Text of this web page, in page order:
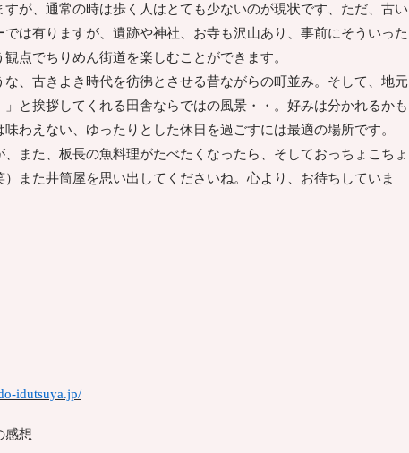
が、通常の時は歩く人はとても少ないのが現状です、ただ、古い
は有りますが、遺跡や神社、お寺も沢山あり、事前にそういった
点でちりめん街道を楽しむことができます。
、古きよき時代を彷彿とさせる昔ながらの町並み。そして、地元
と挨拶してくれる田舎ならではの風景・・。好みは分かれるかも
わえない、ゆったりとした休日を過ごすには最適の場所です。
また、板長の魚料理がたべたくなったら、そしておっちょこちょ
また井筒屋を思い出してくださいね。心より、お待ちしていま
idutsuya.jp/
感想